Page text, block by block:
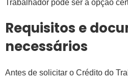
Trabalhador pode ser a opção
Requisitos e
necessários
Antes de solicitar o Crédito do